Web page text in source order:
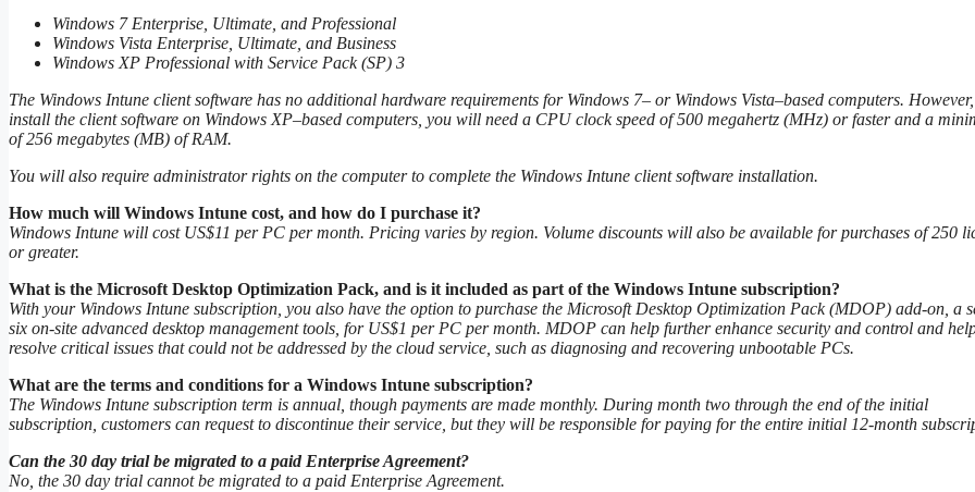
Windows 7 Enterprise, Ultimate, and Professional
Windows Vista Enterprise, Ultimate, and Business
Windows XP Professional with Service Pack (SP) 3
The Windows Intune client software has no additional hardware requirements for Windows 7– or Windows Vista–based computers.
install the client software on Windows XP–based computers, you will need a CPU clock speed of 500 megahertz (MHz) or faster and a
of 256 megabytes (MB) of RAM.
You will also require administrator rights on the computer to complete the Windows Intune client software installation.
How much will Windows Intune cost, and how do I purchase it?
Windows Intune will cost US$11 per PC per month. Pricing varies by region. Volume discounts will also be available for purchases of 250
or greater.
What is the Microsoft Desktop Optimization Pack, and is it included as part of the Windows Intune subscription?
With your Windows Intune subscription, you also have the option to purchase the Microsoft Desktop Optimization Pack (MDOP) add-on, a
six on-site advanced desktop management tools, for US$1 per PC per month. MDOP can help further enhance security and control and
resolve critical issues that could not be addressed by the cloud service, such as diagnosing and recovering unbootable PCs.
What are the terms and conditions for a Windows Intune subscription?
The Windows Intune subscription term is annual, though payments are made monthly. During month two through the end of the initial
subscription, customers can request to discontinue their service, but they will be responsible for paying for the entire initial 12-month
Can the 30 day trial be migrated to a paid Enterprise Agreement?
No, the 30 day trial cannot be migrated to a paid Enterprise Agreement.